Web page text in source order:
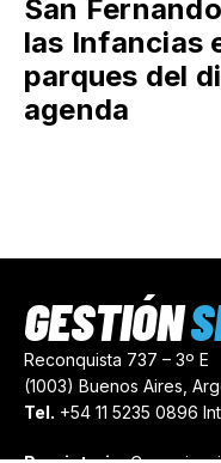
San
las Infancias
parques del
agenda
Reconquista 737 – 3º E
(1003) Buenos Aires,
Tel. +54 11 5235 0896
GESTIÓN